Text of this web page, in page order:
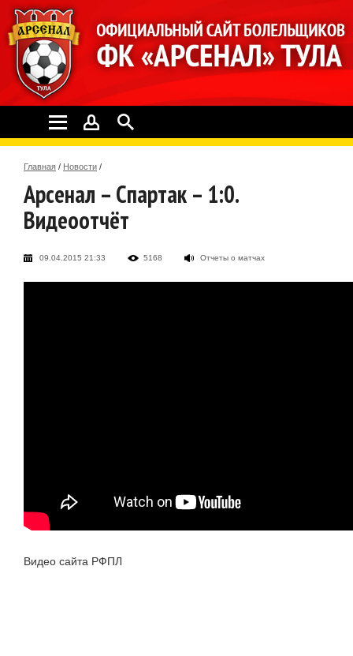
Главная / Новости /
Арсенал – Спартак – 1:0.
Видеоотчёт
09.04.2015 21:33 5168 Отчеты о матчах
Видео сайта РФПЛ